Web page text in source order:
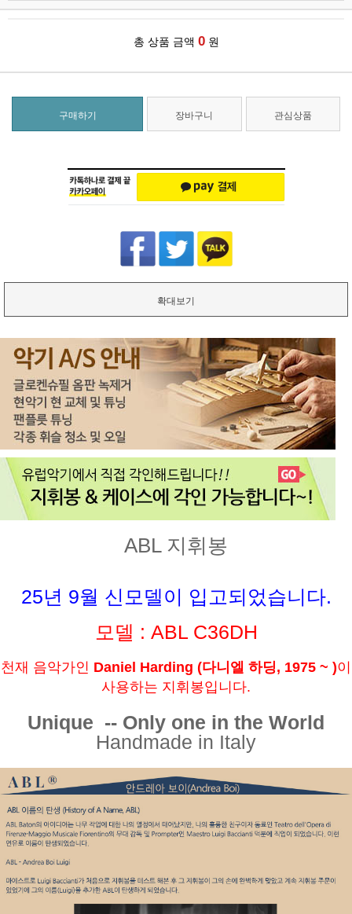
총 상품 금액 0 원
구매하기 장바구니 관심상품
확대보기
ABL 지휘봉
25년 9월 신모델이 입고되었습니다.
모델 : ABL C36DH
천재 음악가인 Daniel Harding (다니엘 하딩, 1975 ~ )이
사용하는 지휘봉입니다.
Unique -- Only one in the World
Handmade in Italy